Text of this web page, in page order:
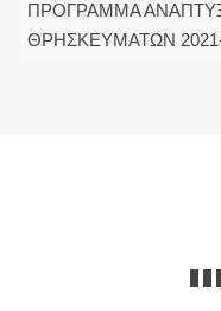
ΠΡΟΓΡΑΜΜΑ
ΘΡΗΣΚΕΥΜΑΤΩΝ 2021-